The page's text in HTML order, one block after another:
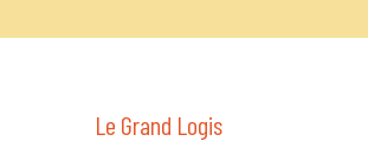
Le Grand Logis